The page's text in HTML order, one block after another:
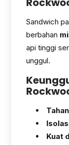
Sandwich
berbahan
api tinggi
unggul.
Kuat